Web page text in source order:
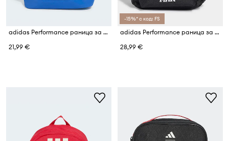
adidas Performance раница за деца
21,99 €
-15%* с код: FS
adidas Performance раница за деца MARVEL SPIDER-MAN
28,99 €